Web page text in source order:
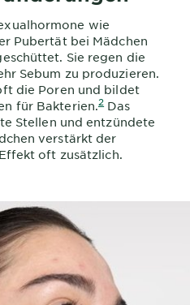
wie
Pubertät bei Mädchen
Sie regen die
Sebum zu produzieren.
die Poren und bildet
für Bakterien.2Das
Stellen und entzündete
verstärkt der
oft zusätzlich.